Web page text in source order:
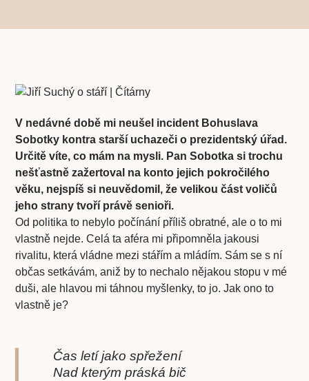
V nedávné době mi neušel incident Bohuslava
Sobotky kontra starší uchazeči o prezidentský úřad.
Určitě víte, co mám na mysli. Pan Sobotka si trochu
nešťastně zažertoval na konto jejich pokročilého
věku, nejspíš si neuvědomil, že velikou část voličů
jeho strany tvoří právě senioři.
Od politika to nebylo počínání příliš obratné, ale o to mi
vlastně nejde. Celá ta aféra mi připomněla jakousi
rivalitu, která vládne mezi stářím a mládím. Sám se s ní
občas setkávám, aniž by to nechalo nějakou stopu v mé
duši, ale hlavou mi táhnou myšlenky, to jo. Jak ono to
vlastně je?
Čas letí jako spřežení
Nad kterým práská bič